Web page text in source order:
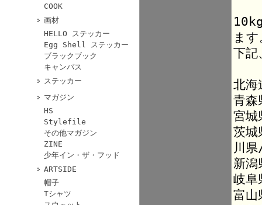
COOK
画材
HELLO ステッカー
Egg Shell ステッカー
ブラックブック
キャンバス
ステッカー
マガジン
HS
Stylefile
その他マガジン
ZINE
少年イン・ザ・フッド
ARTSIDE
帽子
Tシャツ
ま
下記
北海
青
宮
茨
川
新
岐
富